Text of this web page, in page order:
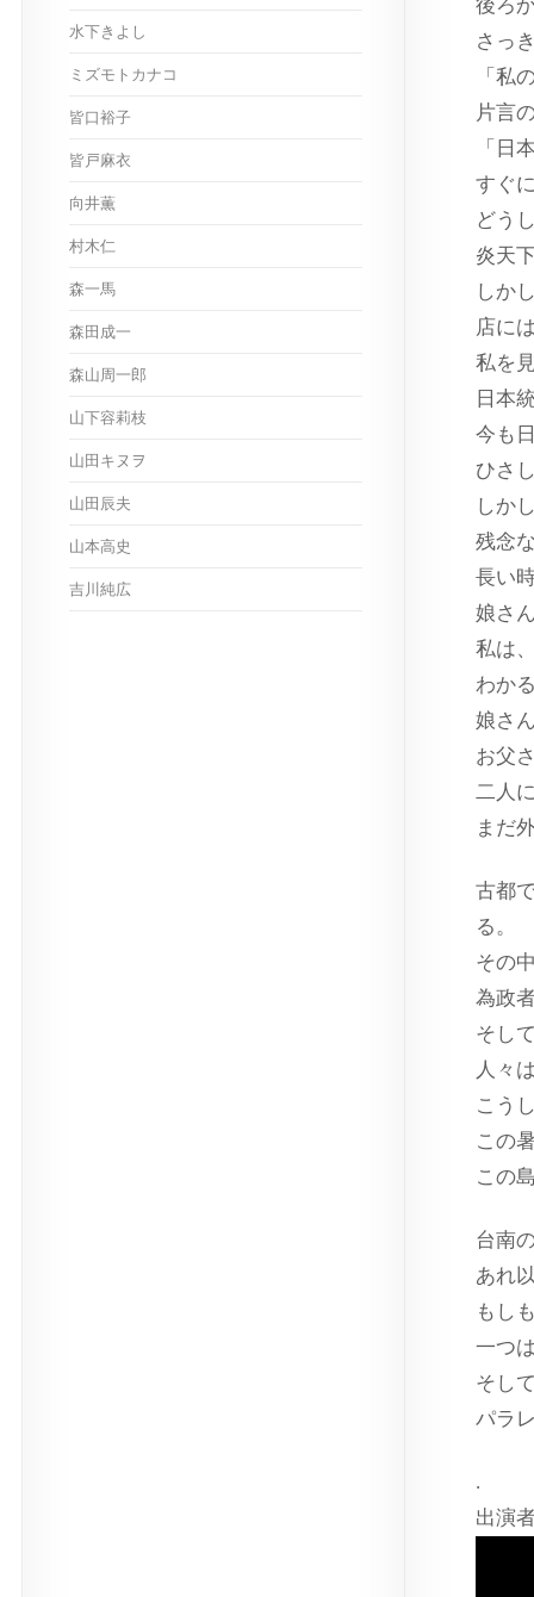
後ろ
さっ
「私
片言
「日
すぐ
どう
炎天
しか
店に
私を
日本
今も
ひさ
しか
残念
長い
娘さ
私は
わか
娘さ
お父
二人
まだ
古都
る。
その
為政
そし
人々
こう
この
この
台南
あれ
もし
一つ
そし
パラ
.
出演
水下きよし
ミズモトカナコ
皆口裕子
皆戸麻衣
向井薫
村木仁
森一馬
森田成一
森山周一郎
山下容莉枝
山田キヌヲ
山田辰夫
山本高史
吉川純広